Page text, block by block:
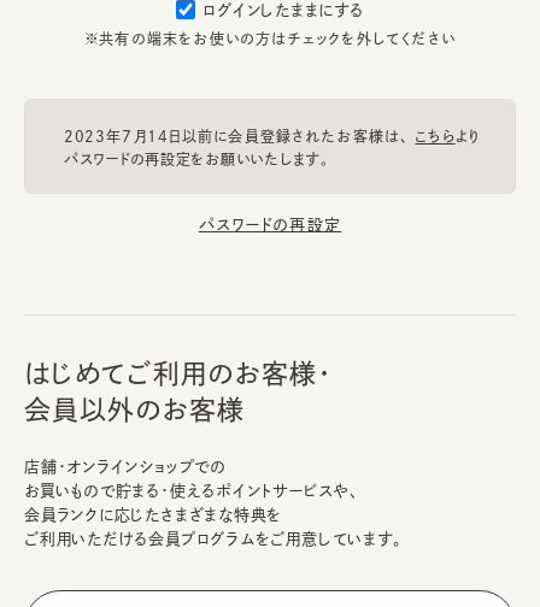
ログインしたままにする
※共有の端末をお使いの方はチェックを外してください
2023年7月14日以前に会員登録されたお客様は、 こちらより
パスワードの再設定をお願いいたします。
パスワードの再設定
はじめてご利用のお客様・
会員以外のお客様
店舗・オンラインショップでの
お買いもので貯まる・使えるポイントサービスや、
会員ランクに応じたさまざまな特典を
ご利用いただける会員プログラムをご用意しています。